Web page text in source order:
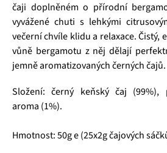
čaji doplněném o přírodní
vyvážené chuti s lehkými
večerní chvíle klidu a relaxace. Čistý,
vůně bergamotu z něj dělají
jemně aromatizovaných černých čajů.
Složení: černý keňský čaj (99%),
aroma (1%).
Hmotnost: 50g e (25x2g čajových